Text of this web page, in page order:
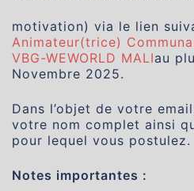
motivation) via le lien
Animateur(trice)
VBG-WEWORLD MALIau
Novembre 2025.
Dans l’objet de votre
votre nom complet ainsi
pour lequel vous postulez.
Notes importantes :